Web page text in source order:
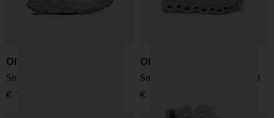
ON
Sneakers Cloudsoma
€ 190,00
ON
Sneakers Cloudmonster Void
€ 180,00